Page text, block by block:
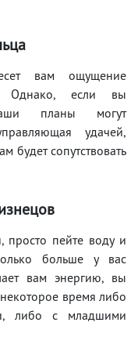
вам ощущение
Однако, если вы
планы могут
удачей,
будет сопутствовать
просто пейте воду и
больше у вас
вам энергию, вы
некоторое время либо
либо с младшими